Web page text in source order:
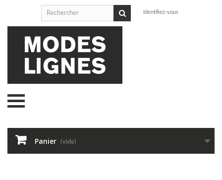
Identifiez-vous
Panier (vide)